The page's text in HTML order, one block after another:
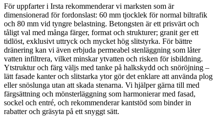
För uppfarter i Irsta rekommenderar vi marksten som är
dimensionerad för fordonslast: 60 mm tjocklek för normal biltrafik
och 80 mm vid tyngre belastning. Betongsten är ett prisvärt och
tåligt val med många färger, format och strukturer; granit ger ett
tidlöst, exklusivt uttryck och mycket hög slitstyrka. För bättre
dränering kan vi även erbjuda permeabel stenläggning som låter
vatten infiltrera, vilket minskar ytvatten och risken för isbildning.
Ytstruktur och färg väljs med tanke på halkskydd och snöröjning –
lätt fasade kanter och slitstarka ytor gör det enklare att använda plog
eller snöslunga utan att skada stenarna. Vi hjälper gärna till med
färgsättning och mönsterläggning som harmonierar med fasad,
sockel och entré, och rekommenderar kantstöd som binder in
rabatter och gräsyta på ett snyggt sätt.